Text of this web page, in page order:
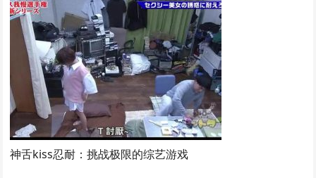
神舌kiss忍耐：挑战极限的综艺游戏